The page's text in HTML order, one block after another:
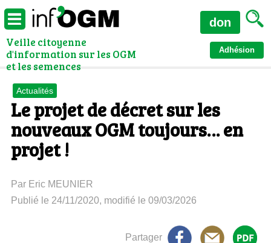
Veille citoyenne
d'information sur les OGM
et les semences
Adhésion
don
Actualités
Le projet de décret sur les
nouveaux OGM toujours… en
projet !
Par Eric MEUNIER
Publié le 24/11/2020, modifié le 09/03/2026
Partager